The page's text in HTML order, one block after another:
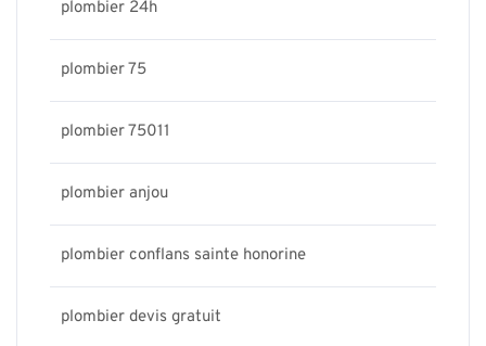
plombier 24h
plombier 75
plombier 75011
plombier anjou
plombier conflans sainte honorine
plombier devis gratuit